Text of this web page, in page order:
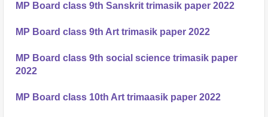
MP Board class 9th Sanskrit trimasik paper 2022
MP Board class 9th Art trimasik paper 2022
MP Board class 9th social science trimasik paper
2022
MP Board class 10th Art trimaasik paper 2022